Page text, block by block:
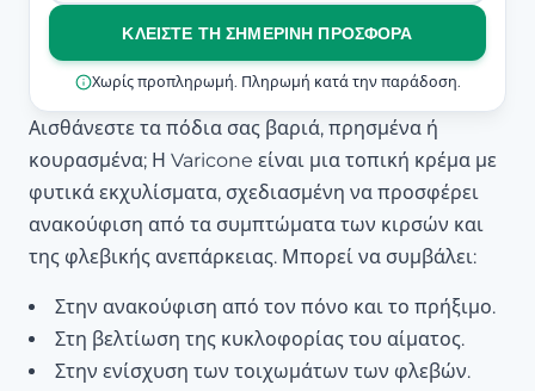
ΚΛΕΊΣΤΕ ΤΗ ΣΗΜΕΡΙΝΉ ΠΡΟΣΦΟΡΆ
Χωρίς προπληρωμή. Πληρωμή κατά την παράδοση.
Αισθάνεστε τα πόδια σας βαριά, πρησμένα ή
κουρασμένα; Η Varicone είναι μια τοπική κρέμα με
φυτικά εκχυλίσματα, σχεδιασμένη να προσφέρει
ανακούφιση από τα συμπτώματα των κιρσών και
της φλεβικής ανεπάρκειας. Μπορεί να συμβάλει:
Στην ανακούφιση από τον πόνο και το πρήξιμο.
Στη βελτίωση της κυκλοφορίας του αίματος.
Στην ενίσχυση των τοιχωμάτων των φλεβών.